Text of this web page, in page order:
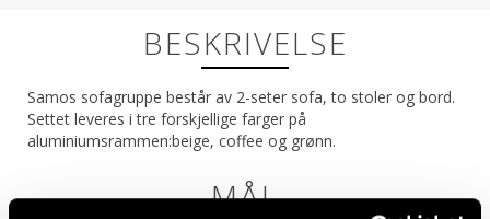
BESKRIVELSE
Samos sofagruppe består av 2-seter sofa, to stoler og bord.
Settet leveres i tre forskjellige farger på
aluminiumsrammen:beige, coffee og grønn.
MÅL